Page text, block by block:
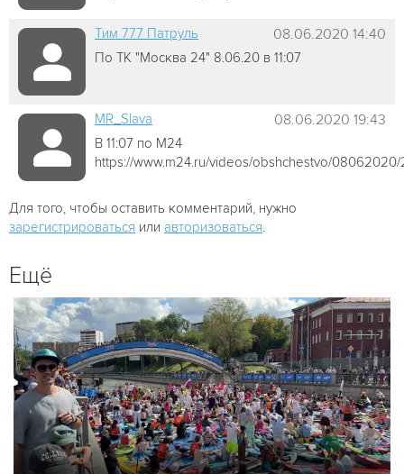
Tим 777 Патруль 08.06.2020 14:40
По ТК "Москва 24" 8.06.20 в 11:07
MR_Slava 08.06.2020 19:43
В 11:07 по М24
https://www.m24.ru/videos/obshchestvo/
Для того, чтобы оставить комментарий, нужно
зарегистрироваться или авторизоваться
Ещё